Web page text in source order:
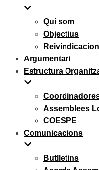
Qui som
Objectius
Argumentari
Estructura
Assemblees
COESPE
Comunicacions
Butlletins